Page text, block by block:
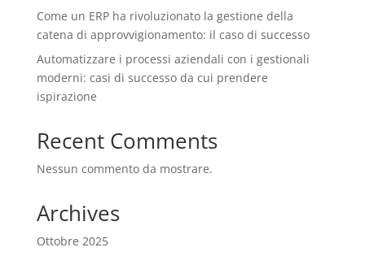
Come un ERP ha rivoluzionato la gestione della
catena di approvvigionamento: il caso di successo
Automatizzare i processi aziendali con i gestionali
moderni: casi di successo da cui prendere
ispirazione
Recent Comments
Nessun commento da mostrare.
Archives
Ottobre 2025